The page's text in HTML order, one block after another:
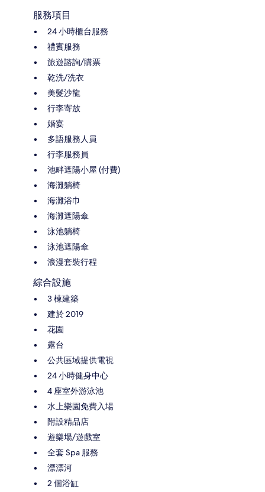
服務項目
24 小時櫃台服務
禮賓服務
旅遊諮詢/購票
乾洗/洗衣
美髮沙龍
行李寄放
婚宴
多語服務人員
行李服務員
池畔遮陽小屋 (付費)
海灘躺椅
海灘浴巾
海灘遮陽傘
泳池躺椅
泳池遮陽傘
浪漫套裝行程
綜合設施
3 棟建築
建於 2019
花園
露台
公共區域提供電視
24 小時健身中心
4 座室外游泳池
水上樂園免費入場
附設精品店
遊樂場/遊戲室
全套 Spa 服務
漂漂河
2 個浴缸